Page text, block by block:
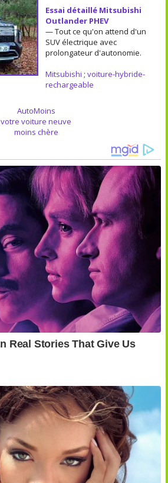
Essai détaillé Mitsubishi
Outlander PHEV
— Tout ce qu'on attend d'un
SUV électrique avec
prolongateur d'autonomie.
Mitsubishi ; voiture-hybride-
rechargeable
AutoMoins
votre voiture neuve
moins chère